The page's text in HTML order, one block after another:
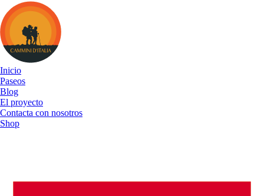
Cammini
d&#039;Italia
Inicio
Paseos
Blog
El proyecto
Contacta con nosotros
Shop